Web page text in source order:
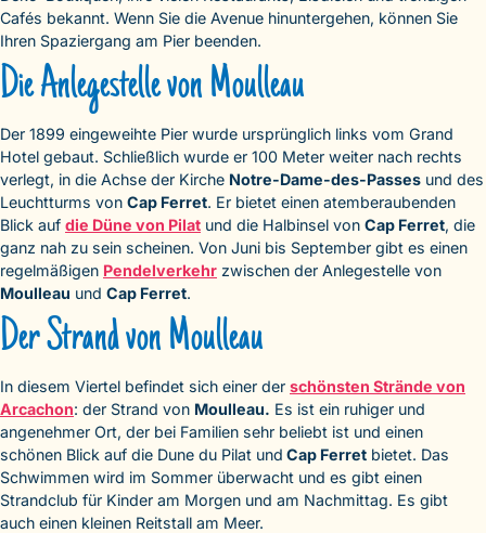
Cafés bekannt. Wenn Sie die Avenue hinuntergehen, können Sie
Ihren Spaziergang am Pier beenden.
Die Anlegestelle von Moulleau
Der 1899 eingeweihte Pier wurde ursprünglich links vom Grand
Hotel gebaut. Schließlich wurde er 100 Meter weiter nach rechts
verlegt, in die Achse der Kirche Notre-Dame-des-Passes und des
Leuchtturms von Cap Ferret. Er bietet einen atemberaubenden
Blick auf die Düne von Pilat und die Halbinsel von Cap Ferret, die
ganz nah zu sein scheinen. Von Juni bis September gibt es einen
regelmäßigen Pendelverkehr zwischen der Anlegestelle von
Moulleau und Cap Ferret.
Der Strand von Moulleau
In diesem Viertel befindet sich einer der schönsten Strände von
Arcachon: der Strand von Moulleau. Es ist ein ruhiger und
angenehmer Ort, der bei Familien sehr beliebt ist und einen
schönen Blick auf die Dune du Pilat und Cap Ferret bietet. Das
Schwimmen wird im Sommer überwacht und es gibt einen
Strandclub für Kinder am Morgen und am Nachmittag. Es gibt
auch einen kleinen Reitstall am Meer.